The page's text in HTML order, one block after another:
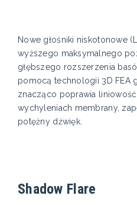
Nowe głośniki niskotonowe
wyższego maksymalnego
głębszego rozszerzenia
pomocą technologii 3D FEA
znacząco poprawia
wychyleniach membrany,
potężny dźwięk.
Shadow Flare